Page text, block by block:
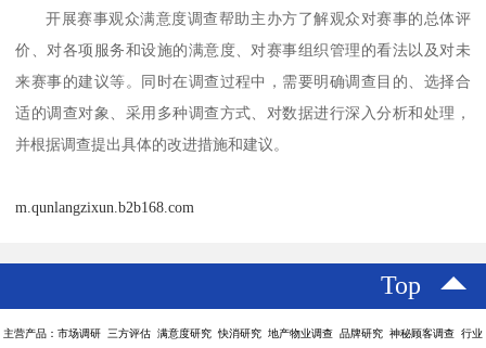
开展赛事观众满意度调查帮助主办方了解观众对赛事的总体评
价、对各项服务和设施的满意度、对赛事组织管理的看法以及对未
来赛事的建议等。同时在调查过程中，需要明确调查目的、选择合
适的调查对象、采用多种调查方式、对数据进行深入分析和处理，
并根据调查提出具体的改进措施和建议。
m.qunlangzixun.b2b168.com
Top
主营产品：市场调研 三方评估 满意度研究 快消研究 地产物业调查 品牌研究 神秘顾客调查 行业